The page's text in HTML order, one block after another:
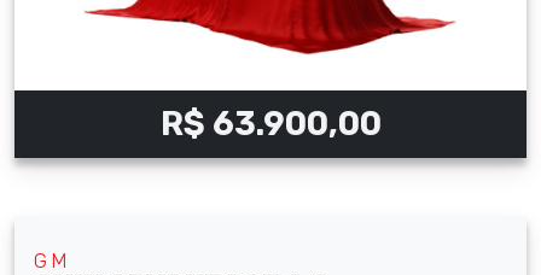
R$ 63.900,00
GM